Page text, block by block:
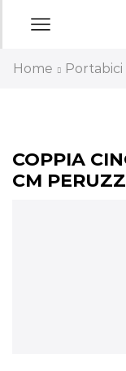
Home Portabici
COPPIA
CM